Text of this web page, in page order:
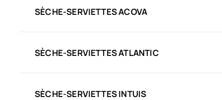
SÈCHE-SERVIETTES ACOVA
SÈCHE-SERVIETTES ATLANTIC
SÈCHE-SERVIETTES INTUIS